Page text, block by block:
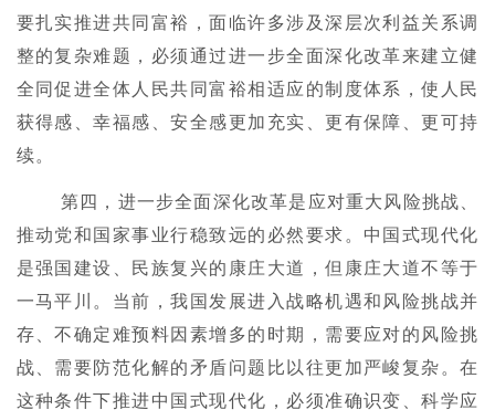
要扎实推进共同富裕，面临许多涉及深层次利益关系调
整的复杂难题，必须通过进一步全面深化改革来建立健
全同促进全体人民共同富裕相适应的制度体系，使人民
获得感、幸福感、安全感更加充实、更有保障、更可持
续。
第四，进一步全面深化改革是应对重大风险挑战、
推动党和国家事业行稳致远的必然要求。中国式现代化
是强国建设、民族复兴的康庄大道，但康庄大道不等于
一马平川。当前，我国发展进入战略机遇和风险挑战并
存、不确定难预料因素增多的时期，需要应对的风险挑
战、需要防范化解的矛盾问题比以往更加严峻复杂。在
这种条件下推进中国式现代化，必须准确识变、科学应